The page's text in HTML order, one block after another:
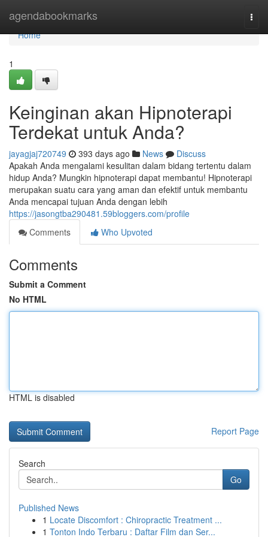
agendabookmarks
Home
Home
1
Keinginan akan Hipnoterapi
Terdekat untuk Anda?
jayagjaj720749 393 days ago News
Discuss
Apakah Anda mengalami kesulitan dalam bidang tertentu dalam
hidup Anda? Mungkin hipnoterapi dapat membantu! Hipnoterapi
merupakan suatu cara yang aman dan efektif untuk membantu
Anda mencapai tujuan Anda dengan lebih
https://jasongtba290481.59bloggers.com/profile
Comments
Who Upvoted
Comments
Submit a Comment
No HTML
HTML is disabled
Report Page
Search
Go
Published News
1 Locate Discomfort : Chiropractic Treatment ...
1 Tonton Indo Terbaru : Daftar Film dan Ser...